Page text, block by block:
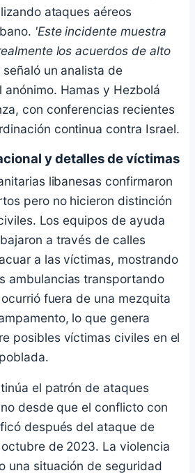
ataques aéreos
'Este incidente muestra
los acuerdos de alto
señaló un analista de
Hamas y Hezbolá
con conferencias recientes
continua contra Israel.
y detalles de víctimas
libanesas confirmaron
pero no hicieron distinción
Los equipos de ayuda
a través de calles
a las víctimas, mostrando
ambulancias transportando
fuera de una mezquita
lo que genera
posibles víctimas civiles en el
el patrón de ataques
desde que el conflicto con
después del ataque de
de 2023. La violencia
una situación de seguridad